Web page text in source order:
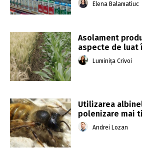
Elena Balamatiuc
Asolament
aspecte de luat
Luminița Crivoi
Utilizarea
polenizare mai
Andrei Lozan